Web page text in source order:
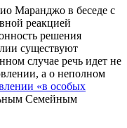
Маранджо в беседе с
реакцией
решения
существуют
случае речь идет не
а о неполном
«в особых
Семейным